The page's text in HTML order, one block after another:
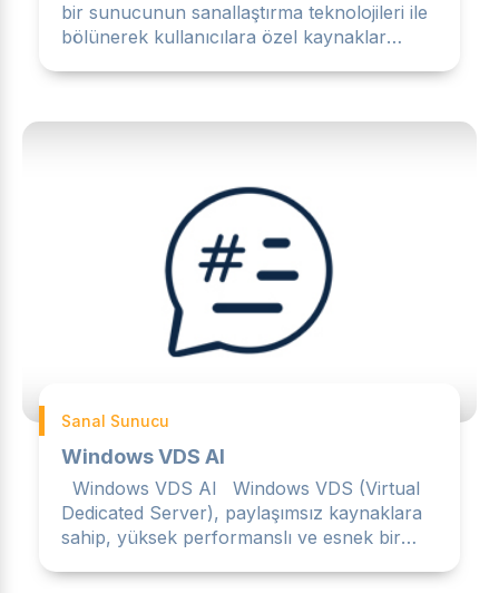
bir sunucunun sanallaştırma teknolojileri ile
bölünerek kullanıcılara özel kaynaklar
Sanal Sunucu
Windows VDS Al
Windows VDS Al Windows VDS (Virtual
Dedicated Server), paylaşımsız kaynaklara
sahip, yüksek performanslı ve esnek bir